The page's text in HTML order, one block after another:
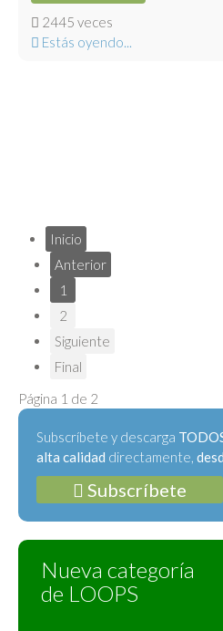
2445 veces
Estás oyendo...
Inicio
Anterior
1
2
Siguiente
Final
Página 1 de 2
Subscríbete y descarga
alta calidad directamente,
Subscríbete
Nueva categoría
de LOOPS